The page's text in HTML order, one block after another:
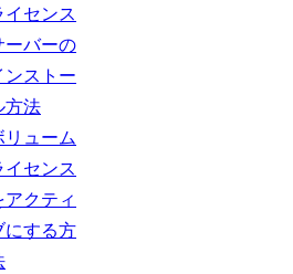
イセンス
ーバーの
ンストー
方法
リューム
イセンス
アクティ
にする方